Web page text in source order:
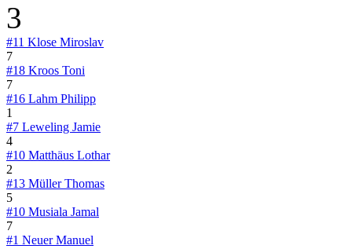
3
#11 Klose Miroslav
7
#18 Kroos Toni
7
#16 Lahm Philipp
1
#7 Leweling Jamie
4
#10 Matthäus Lothar
2
#13 Müller Thomas
5
#10 Musiala Jamal
7
#1 Neuer Manuel